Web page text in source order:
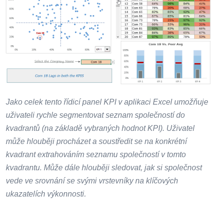
Jako celek tento řídicí panel KPI v aplikaci Excel umožňuje
uživateli rychle segmentovat seznam společností do
kvadrantů (na základě vybraných hodnot KPI). Uživatel
může hlouběji procházet a soustředit se na konkrétní
kvadrant extrahováním seznamu společností v tomto
kvadrantu. Může dále hlouběji sledovat, jak si společnost
vede ve srovnání se svými vrstevníky na klíčových
ukazatelích výkonnosti.